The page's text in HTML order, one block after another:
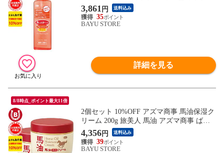
ジングオイル 弱酸性 旅美人クレンジング
オイル 化粧落とし 毛穴 角質 洗顔 メイク
落とし オイルクレンジング 旅美人 アズマ
3,861 円 送料込み
35
BAYU STORE
詳細を見る
8/8時点_ポイント最大11倍
2個セット 10%OFF アズマ商事 馬油保湿ク
リーム 200g 旅美人 馬油 アズマ商事 ばゆ
ばーゆ クリーム ボディクリーム 桜の香り
馬油クリーム 保湿 クリーム アズマ商事馬
油クリーム 旅美人クリーム 馬油保湿クリ
4,356円 送料込み
39
BAYU STORE